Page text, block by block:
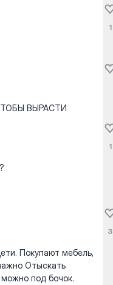
1
ВЫРАСТИ
1
Покупают мебель,
Отыскать
под бочок.
3